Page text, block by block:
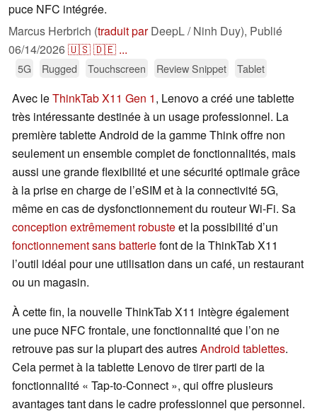
puce NFC intégrée.
Marcus Herbrich (traduit parDeepL / Ninh Duy), Publié
06/14/2026🇺🇸🇩🇪 ...
5G Rugged Touchscreen Review Snippet Tablet
Avec leThinkTab X11 Gen 1, Lenovo a créé une tablette
très intéressante destinée à un usage professionnel. La
première tablette Android de la gamme Think offre non
seulement un ensemble complet de fonctionnalités, mais
aussi une grande flexibilité et une sécurité optimale grâce
à la prise en charge de l’eSIM et à la connectivité 5G,
même en cas de dysfonctionnement du routeur Wi-Fi. Sa
conception extrêmement robusteet la possibilité d’un
fonctionnement sans batteriefont de la ThinkTab X11
l’outil idéal pour une utilisation dans un café, un restaurant
ou un magasin.
À cette fin, la nouvelle ThinkTab X11 intègre également
une puce NFC frontale, une fonctionnalité que l’on ne
retrouve pas sur la plupart des autresAndroid tablettes.
Cela permet à la tablette Lenovo de tirer parti de la
fonctionnalité « Tap-to-Connect », qui offre plusieurs
avantages tant dans le cadre professionnel que personnel.